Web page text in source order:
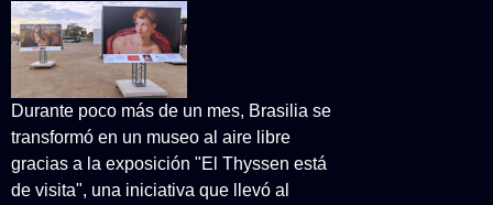
Durante poco más de un mes, Brasilia se
transformó en un museo al aire libre
gracias a la exposición "El Thyssen está
de visita", una iniciativa que llevó al